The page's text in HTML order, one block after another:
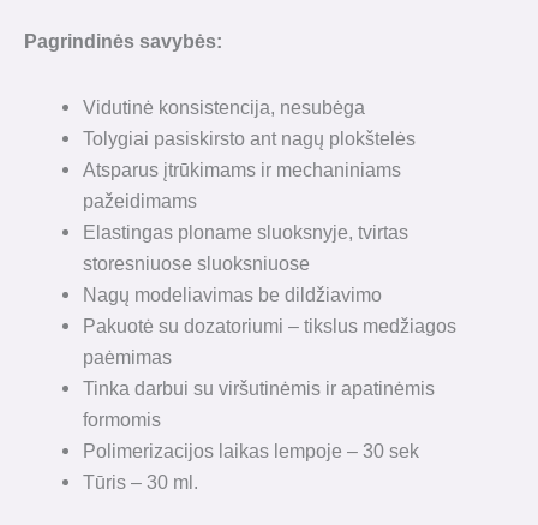
Pagrindinės savybės:
Vidutinė konsistencija, nesubėga
Tolygiai pasiskirsto ant nagų plokštelės
Atsparus įtrūkimams ir mechaniniams
pažeidimams
Elastingas ploname sluoksnyje, tvirtas
storesniuose sluoksniuose
Nagų modeliavimas be dildžiavimo
Pakuotė su dozatoriumi – tikslus medžiagos
paėmimas
Tinka darbui su viršutinėmis ir apatinėmis
formomis
Polimerizacijos laikas lempoje – 30 sek
Tūris – 30 ml.